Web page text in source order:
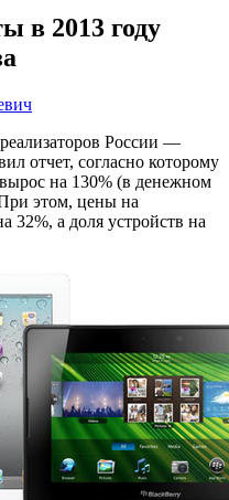
в 2013 году
России —
отчет, согласно которому
на 130% (в денежном
этом, цены на
32%, а доля устройств на